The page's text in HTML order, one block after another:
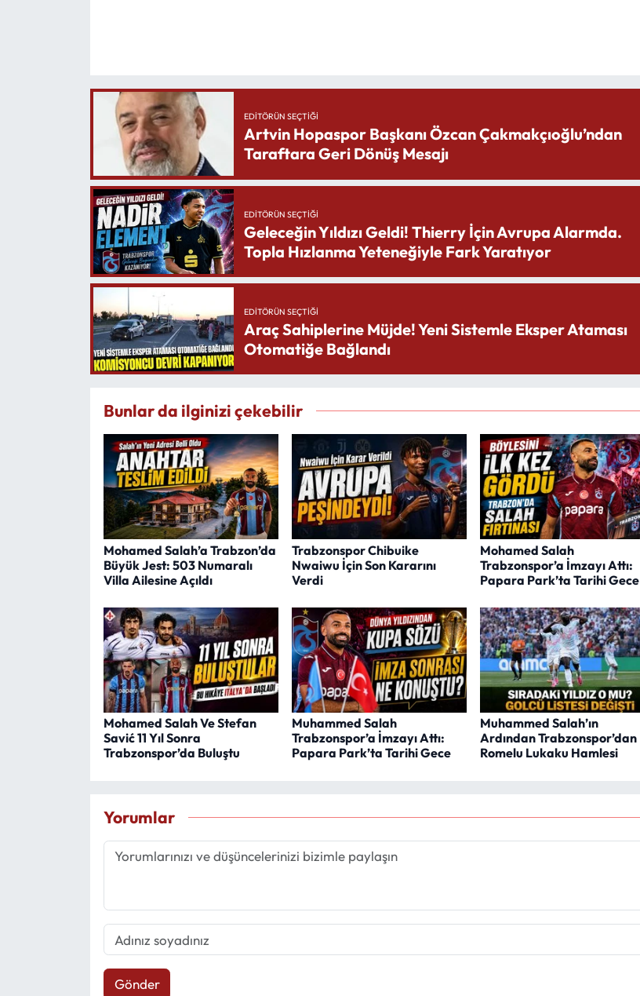
EDITÖRÜN SEÇTIĞI
Artvin Hopaspor Başkanı Özcan Çakmakçıoğlu’ndan
Taraftara Geri Dönüş Mesajı
EDITÖRÜN SEÇTIĞI
Geleceğin Yıldızı Geldi! Thierry İçin Avrupa Alarmda.
Topla Hızlanma Yeteneğiyle Fark Yaratıyor
EDITÖRÜN SEÇTIĞI
Araç Sahiplerine Müjde! Yeni Sistemle Eksper Ataması
Otomatiğe Bağlandı
Bunlar da ilginizi çekebilir
Mohamed Salah’a Trabzon’da
Büyük Jest: 503 Numaralı
Villa Ailesine Açıldı
Trabzonspor Chibuike
Nwaiwu İçin Son Kararını
Verdi
Mohamed Salah
Trabzonspor’a İmzayı Attı:
Papara Park’ta Tarihi Gece
Mohamed Salah Ve Stefan
Savić 11 Yıl Sonra
Trabzonspor’da Buluştu
Muhammed Salah
Trabzonspor’a İmzayı Attı:
Papara Park’ta Tarihi Gece
Muhammed Salah’ın
Ardından Trabzonspor’dan
Romelu Lukaku Hamlesi
Yorumlar
Gönder